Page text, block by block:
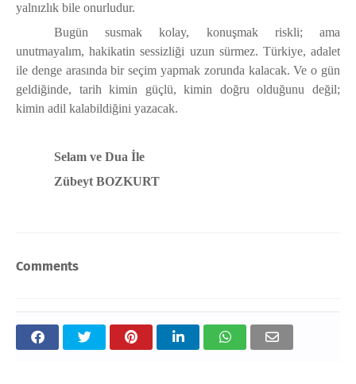
yalnızlık bile onurludur.
Bugün susmak kolay, konuşmak riskli; ama
unutmayalım, hakikatin sessizliği uzun sürmez. Türkiye, adalet
ile denge arasında bir seçim yapmak zorunda kalacak. Ve o gün
geldiğinde, tarih kimin güçlü, kimin doğru olduğunu değil;
kimin adil kalabildiğini yazacak.
Selam ve Dua İle
Zübeyt BOZKURT
Comments